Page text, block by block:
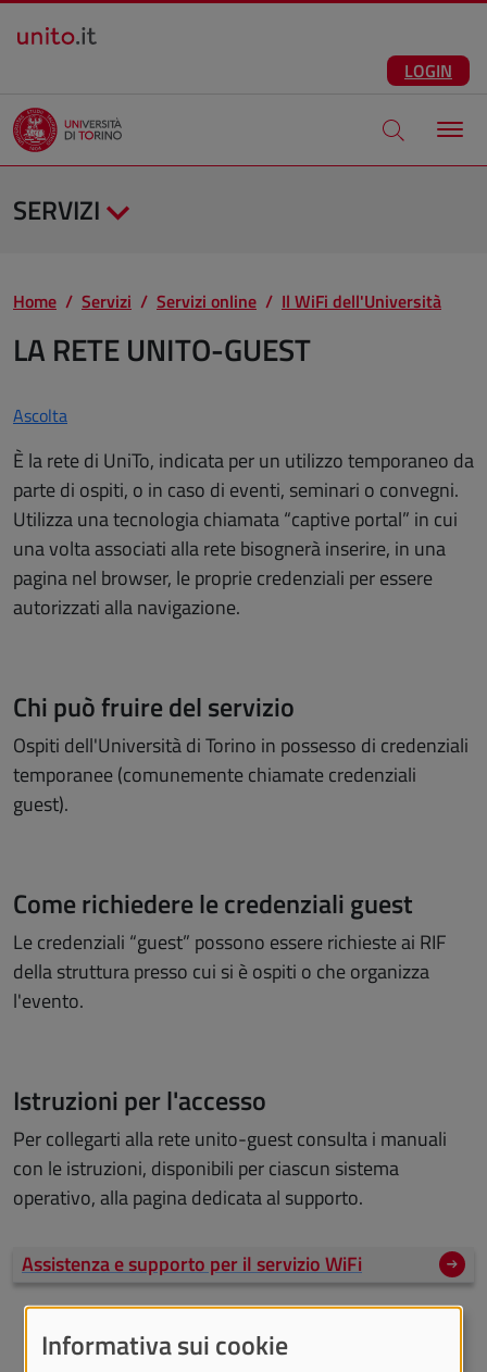
Salta al contenuto principale
LOGIN
Apri modale
SERVIZI
Home Servizi Servizi online Il WiFi dell'Università
LA RETE UNITO-GUEST
Ascolta
È la rete di UniTo, indicata per un utilizzo temporaneo da
parte di ospiti, o in caso di eventi, seminari o convegni.
Utilizza una tecnologia chiamata “captive portal” in cui
una volta associati alla rete bisognerà inserire, in una
pagina nel browser, le proprie credenziali per essere
autorizzati alla navigazione.
Chi può fruire del servizio
Ospiti dell'Università di Torino in possesso di credenziali
temporanee (comunemente chiamate credenziali
guest).
Come richiedere le credenziali guest
Le credenziali “guest” possono essere richieste ai RIF
della struttura presso cui si è ospiti o che organizza
l'evento.
Istruzioni per l'accesso
Per collegarti alla rete unito-guest consulta i manuali
con le istruzioni, disponibili per ciascun sistema
operativo, alla pagina dedicata al supporto.
Assistenza e supporto per il servizio WiFi
Informativa sui cookie